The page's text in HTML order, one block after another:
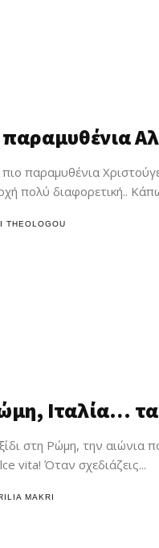
Home
χρόνος
παραμυθένια
πολύ διαφορετική..
THEOLOGOU
Ιταλία…
στη Ρώμη, την αιώνια
vita! Όταν σχεδιάζεις...
MAKRI